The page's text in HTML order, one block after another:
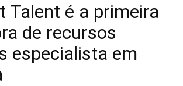
Talent é a primeira
de recursos
especialista em